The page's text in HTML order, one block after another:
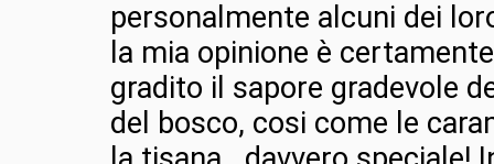
personalmente alcuni dei
la mia opinione è
gradito il sapore gradevole
del bosco, cosi come le